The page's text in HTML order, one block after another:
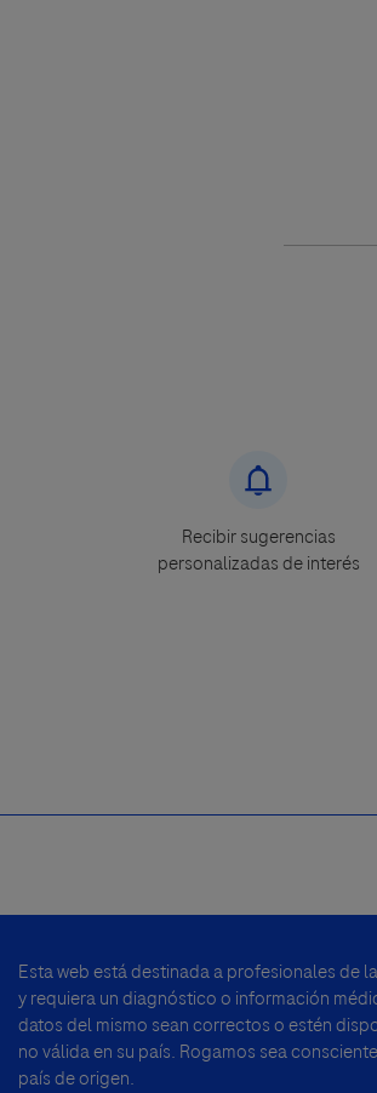
Recibir sugerencias
personalizadas de interés
Footer
Esta web está destinada a profesionales de
y requiera un diagnóstico o información
datos del mismo sean correctos o estén
no válida en su país. Rogamos sea
país de origen.